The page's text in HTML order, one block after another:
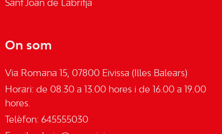
Sant Joan de Labritja
On som
Via Romana 15, 07800 Eivissa (Illes Balears)
Horari: de 08.30 a 13.00 hores i de 16.00 a 19.00
hores.
Telèfon: 645555030